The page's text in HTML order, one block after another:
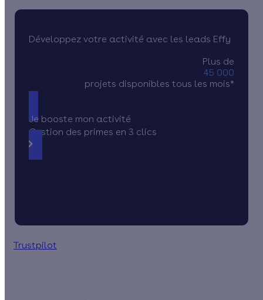
Développez votre activité avec les leads Effy
Plus de
45 000
projets disponibles tous les mois*
Je booste mon activité
Gestion des primes en 3 clics
Trustpilot